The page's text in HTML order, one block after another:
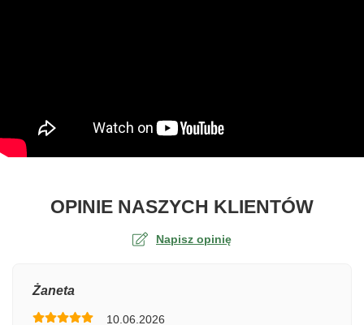
OPINIE NASZYCH KLIENTÓWO
Napisz opinię
Żaneta
10.06.2026